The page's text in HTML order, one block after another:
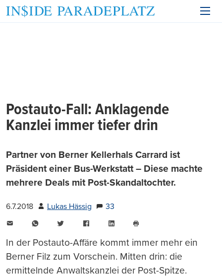
Postauto-Fall: Anklagende
Kanzlei immer tiefer drin
Partner von Berner Kellerhals Carrard ist
Präsident einer Bus-Werkstatt – Diese machte
mehrere Deals mit Post-Skandaltochter.
6.7.2018 Lukas Hässig
33
WhatsAppTwitter FacebookLinkedIn
In der Postauto-Affäre kommt immer mehr ein
Berner Filz zum Vorschein. Mitten drin: die
ermittelnde Anwaltskanzlei der Post-Spitze.